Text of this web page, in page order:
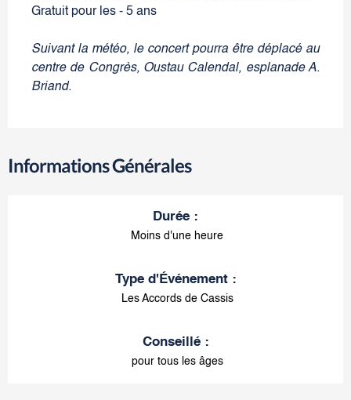
Gratuit pour les - 5 ans
Suivant la météo, le concert pourra être déplacé au
centre de Congrès, Oustau Calendal, esplanade A.
Briand.
Informations Générales
Durée :
Moins d'une heure
Type d'Événement :
Les Accords de Cassis
Conseillé :
pour tous les âges